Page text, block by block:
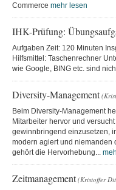
Commerce mehr lesen
IHK-Prüfung:
Aufgaben Zeit: 120 Minuten
Hilfsmittel: Taschenrechner
wie Google, BING etc. sind
Diversity-Management
Beim Diversity-Management
Mitarbeiter hervor und
gewinnbringend einzusetzen,
modern agiert und niemanden
gehört die Hervorhebung...
Zeitmanagement (Kristoffer